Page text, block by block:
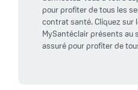
pour profiter de tous les
contrat santé. Cliquez sur
MySantéclair présents au
assuré pour profiter de